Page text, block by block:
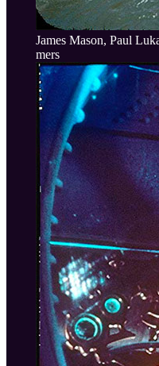
James Mason, Paul
mers